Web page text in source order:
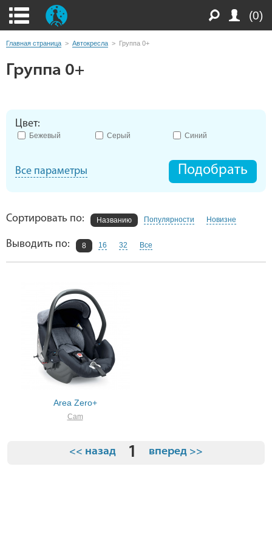
(0)
Главная страница > Автокресла > Группа 0+
Группа 0+
Цвет:
Бежевый Серый Синий
Все параметры Подобрать
Сортировать по: Названию Популярности Новизне
Выводить по: 8 16 32 Все
Area Zero+
Cam
<< назад 1 вперед >>